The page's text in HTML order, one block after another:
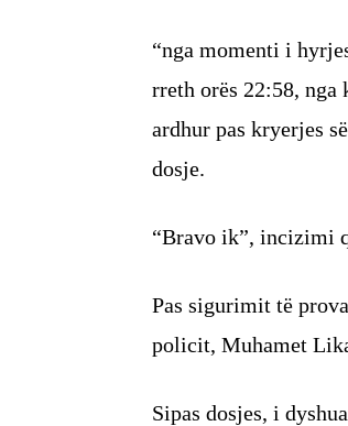
“nga momenti i
rreth orës 22:58, nga
ardhur pas kryerjes
dosje.
“Bravo ik”, incizimi
Pas sigurimit të
policit, Muhamet
Sipas dosjes, i